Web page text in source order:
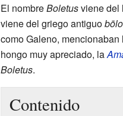
El nombreBoletusviene del
viene del griego antiguo
como Galeno,
hongo muy apreciado, la
Boletus.
Contenido